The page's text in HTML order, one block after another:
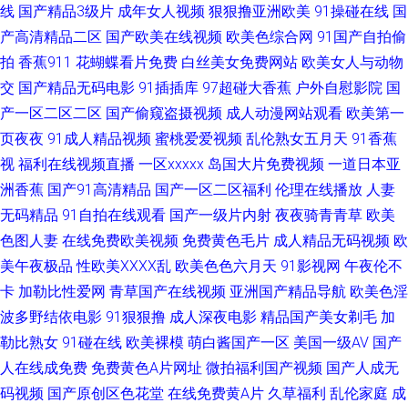
航 麻豆传媒淫视频网 欧美熟女交 日本3级电影性交 91九色熟女泻火 超碰碰
人妻 国产豆花av在线 海角社区婷婷福利 精品成人在线 另类网址 人人摸人人
操91 日韩成人AV网站 熟女双飞网 午夜影院污av 91叉插叉 97色色一区二区
WWW俺去也 国产9在线播放 黑丝小萝莉被后入 久草久色首页 浮力国产第一
页 福利导航入口在线 国产午夜福利观看 内射网站 人妻福利导航 日韩欧美a
免费 香蕉apk 2026国产超碰 91视频黑丝 岛国成人福利影院 黑料嫩草人人精
品 老司机色色 欧美性爱派对网站 日韩无码绯色av 午夜少妇影院 一本道福利
社 91国产网站 AV伦理电影院 菠萝AV免费 东方成人AV综合 黑丝秦先生 麻豆
狼人伊人 欧美洲三极 偷拍美女自蔚图 国产久草要 久久超碰碰 欧美性感AA视
线 国产精品3级片 成年女人视频 狠狠撸亚洲欧美 91操碰在线 国
产高清精品二区 国产欧美在线视频 欧美色综合网 91国产自拍偷
拍 香蕉911 花蝴蝶看片免费 白丝美女免费网站 欧美女人与动物
交 国产精品无码电影 91插插库 97超碰大香蕉 户外自慰影院 国
产一区二区二区 国产偷窥盗摄视频 成人动漫网站观看 欧美第一
页夜夜 91成人精品视频 蜜桃爱爱视频 乱伦熟女五月天 91香蕉
视 福利在线视频直播 一区xxxxx 岛国大片免费视频 一道日本亚
洲香蕉 国产91高清精品 国产一区二区福利 伦理在线播放 人妻
无码精品 91自拍在线观看 国产一级片内射 夜夜骑青青草 欧美
色图人妻 在线免费欧美视频 免费黄色毛片 成人精品无码视频 欧
美午夜极品 性欧美ⅩⅩⅩⅩ乱 欧美色色六月天 91影视网 午夜伦不
卡 加勒比性爱网 青草国产在线视频 亚洲国产精品导航 欧美色淫
波多野结依电影 91狠狠撸 成人深夜电影 精品国产美女剃毛 加
勒比熟女 91碰在线 欧美裸模 萌白酱国产一区 美国一级AV 国产
人在线成免费 免费黄色A片网址 微拍福利国产视频 国产人成无
码视频 国产原创区色花堂 在线免费黄A片 久草福利 乱伦家庭 成